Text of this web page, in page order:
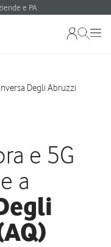
e PA
Degli Abruzzi
e 5G
a